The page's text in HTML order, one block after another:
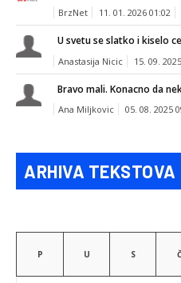
BrzNet 11. 01. 2026 01:02
U svetu se slatko i kiselo
Anastasija Nicic 15. 09.
Bravo mali. Konacno da
Ana Miljkovic 05. 08. 2025
ARHIVA TEKSTOVA
P U S Č